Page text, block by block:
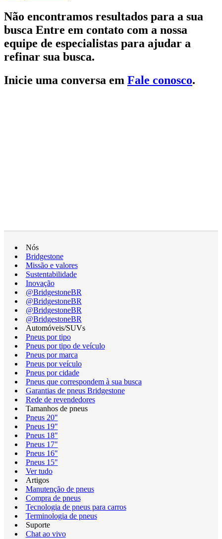
Não encontramos resultados para a sua
busca Entre em contato com a nossa
equipe de especialistas para ajudar a
refinar sua busca.
Inicie uma conversa em Fale conosco.
Nós
Bridgestone
Missão e valores
Sustentabilidade
Inovação
@BridgestoneBR
@BridgestoneBR
@BridgestoneBR
@BridgestoneBR
Automóveis/SUVs
Pneus por tipo
Pneus por tipo de veículo
Pneus por marca
Pneus por veículo
Pneus por cidade
Pneus que correspondem à sua busca
Garantias de pneus Bridgestone
Rede de revendedores
Tamanhos de pneus
Pneus 20"
Pneus 19"
Pneus 18"
Pneus 17"
Pneus 16"
Pneus 15"
Ver tudo
Artigos
Manutenção de pneus
Compra de pneus
Tecnologia de pneus para carros
Terminologia de pneus
Suporte
Chat ao vivo